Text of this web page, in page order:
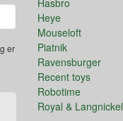
er
Heye
Mouseloft
Piatnik
Ravensburger
Recent toys
Robotime
Royal & Langnickel